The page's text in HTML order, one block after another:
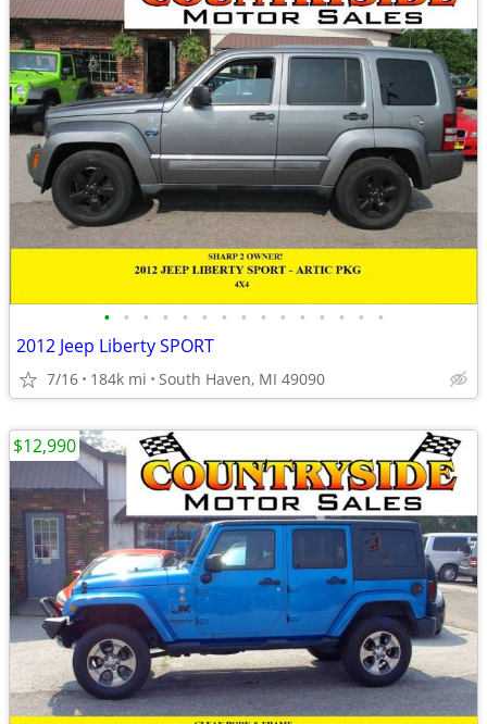
• • • • • • • • • • • • • • •
2012 Jeep Liberty SPORT
7/16 184k mi South Haven, MI 49090
$12,990